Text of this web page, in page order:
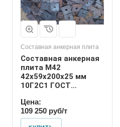
Составная анкерная плита
Составная анкерная
плита М42
42х59х200х25 мм
10Г2С1 ГОСТ
Цена:
109 250 руб/т
М36
Размер резьбы
М36